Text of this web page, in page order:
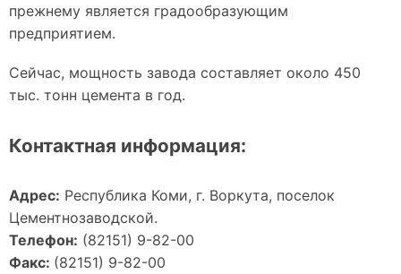
прежнему является градообразующим
предприятием.
Сейчас, мощность завода составляет около 450
тыс. тонн цемента в год.
Контактная информация:
Адрес: Республика Коми, г. Воркута, поселок
Цементнозаводской.
Телефон: (82151) 9-82-00
Факс: (82151) 9-82-00